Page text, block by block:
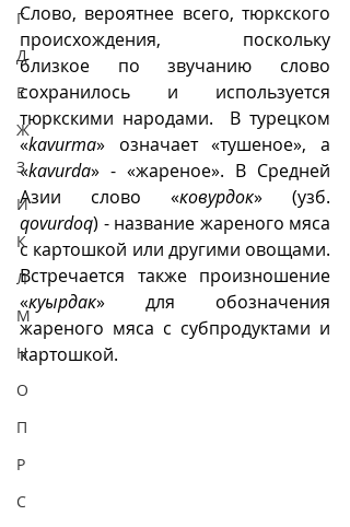
Г
Д
Е
Ж
З
И
К
Л
М
Н
О
П
Р
С
Слово, вероятнее всего, тюркского
происхождения, поскольку
близкое по звучанию слово
сохранилось и используется
тюркскими народами.  В турецком
«kavurma» означает «тушеное», а
«kavurda» - «жареное». В Средней
Азии слово «ковурдок
qovurdoq) - название жареного мяса
с картошкой или другими овощами.
Встречается также произношение
«куырдак» для обозначения
жареного мяса с субпродуктами и
картошкой.